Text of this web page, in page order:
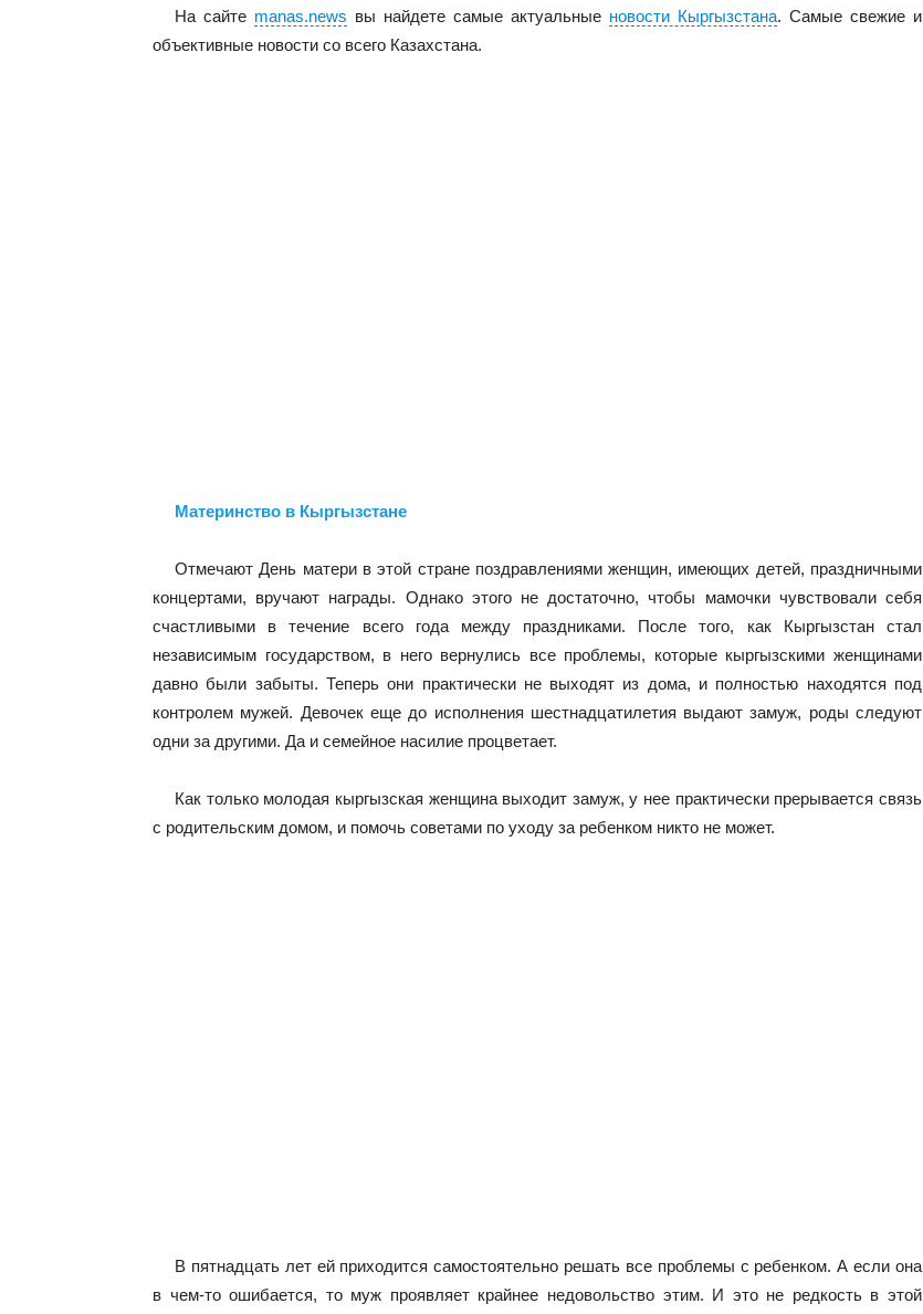
На сайте manas.news вы найдете самые актуальные новости Кыргызстана. Самые свежие и
объективные новости со всего Казахстана.
Материнство в Кыргызстане
Отмечают День матери в этой стране поздравлениями женщин, имеющих детей, праздничными
концертами, вручают награды. Однако этого не достаточно, чтобы мамочки чувствовали себя
счастливыми в течение всего года между праздниками. После того, как Кыргызстан стал
независимым государством, в него вернулись все проблемы, которые кыргызскими женщинами
давно были забыты. Теперь они практически не выходят из дома, и полностью находятся под
контролем мужей. Девочек еще до исполнения шестнадцатилетия выдают замуж, роды следуют
одни за другими. Да и семейное насилие процветает.
Как только молодая кыргызская женщина выходит замуж, у нее практически прерывается связь
с родительским домом, и помочь советами по уходу за ребенком никто не может.
В пятнадцать лет ей приходится самостоятельно решать все проблемы с ребенком. А если она
в чем-то ошибается, то муж проявляет крайнее недовольство этим. И это не редкость в этой